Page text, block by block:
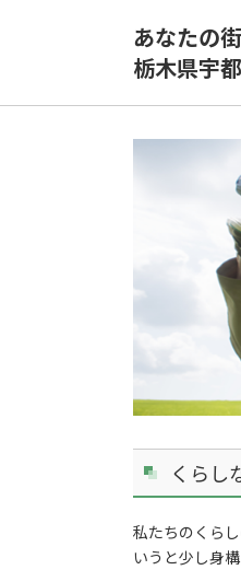
あなたの
栃木県宇
くらし
私たちのくら
いうと少し身